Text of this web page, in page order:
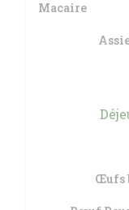
Macaire
Œufs